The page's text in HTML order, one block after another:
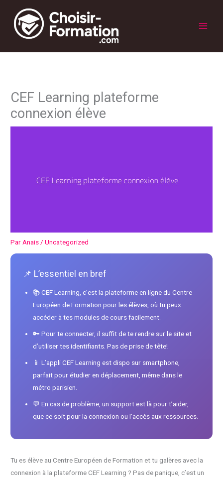
contenu
Menu
CEF Learning plateforme
connexion élève
Par Anais /Uncategorized
📌 L’essentiel en bref
📚 CEF Learning, c’est la plateforme en ligne du Centre
Européen de Formation pour les élèves, où tu peux
accéder à tes modules de cours facilement.
🔑 Pour te connecter, il suffit de te rendre sur le site et
d’utiliser tes identifiants. Pas de prise de tête!
📱 L’appli CEF Learning est dispo sur smartphone,
parfait pour étudier en déplacement, même dans le
métro parisien.
💬 En cas de problème, un support est là pour t’aider,
que ce soit pour la connexion ou l’accès aux ressources.
Tu es élève au Centre Européen de Formation et tu galères avec la
connexion à la plateforme CEF Learning ? Pas de panique, c’est un